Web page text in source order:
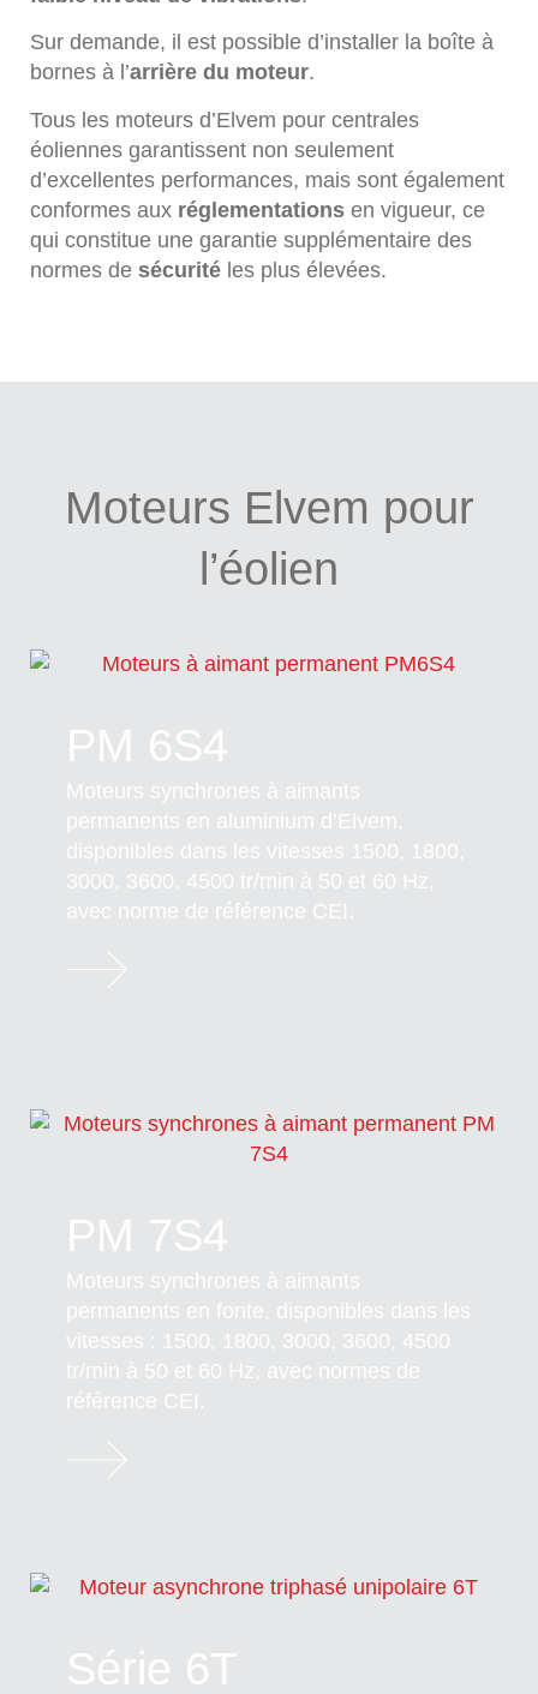
Sur demande, il est possible d’installer la boîte à
bornes à l’arrière du moteur.
Tous les moteurs d’Elvem pour centrales
éoliennes garantissent non seulement
d’excellentes performances, mais sont également
conformes aux réglementations en vigueur, ce
qui constitue une garantie supplémentaire des
normes de sécurité les plus élevées.
Moteurs Elvem pour
l’éolien
PM 6S4
Moteurs synchrones à aimants
permanents en aluminium d’Elvem,
disponibles dans les vitesses 1500, 1800,
3000, 3600, 4500 tr/min à 50 et 60 Hz,
avec norme de référence CEI.
PM 7S4
Moteurs synchrones à aimants
permanents en fonte, disponibles dans les
vitesses : 1500, 1800, 3000, 3600, 4500
tr/min à 50 et 60 Hz, avec normes de
référence CEI.
Série 6T